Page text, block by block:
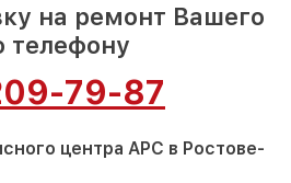
на ремонт Вашего
телефону
79-87
центра APC в Ростове-